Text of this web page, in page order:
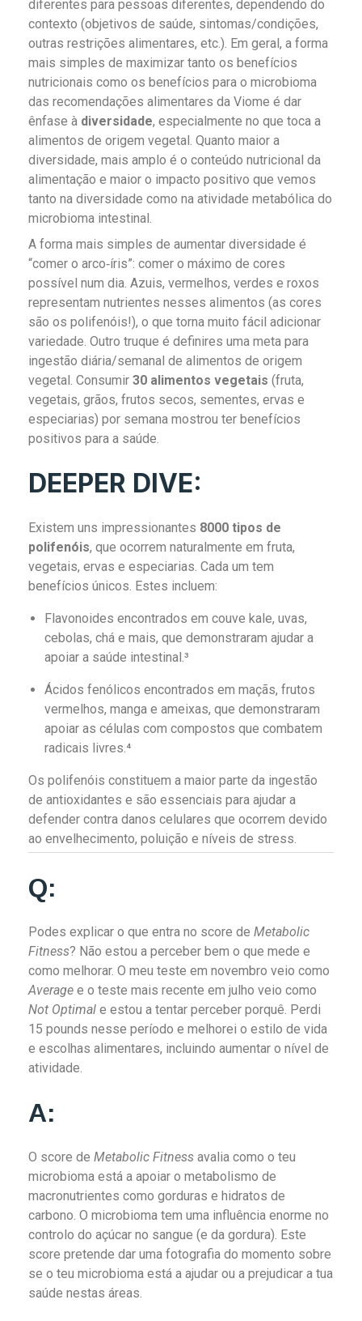
diferentes para pessoas diferentes, dependendo do
contexto (objetivos de saúde, sintomas/condições,
outras restrições alimentares, etc.). Em geral, a forma
mais simples de maximizar tanto os benefícios
nutricionais como os benefícios para o microbioma
das recomendações alimentares da Viome é dar
ênfase à diversidade, especialmente no que toca a
alimentos de origem vegetal. Quanto maior a
diversidade, mais amplo é o conteúdo nutricional da
alimentação e maior o impacto positivo que vemos
tanto na diversidade como na atividade metabólica do
microbioma intestinal.
A forma mais simples de aumentar diversidade é
“comer o arco‑íris”: comer o máximo de cores
possível num dia. Azuis, vermelhos, verdes e roxos
representam nutrientes nesses alimentos (as cores
são os polifenóis!), o que torna muito fácil adicionar
variedade. Outro truque é definires uma meta para
ingestão diária/semanal de alimentos de origem
vegetal. Consumir 30 alimentos vegetais (fruta,
vegetais, grãos, frutos secos, sementes, ervas e
especiarias) por semana mostrou ter benefícios
positivos para a saúde.
DEEPER DIVE:
Existem uns impressionantes 8000 tipos de
polifenóis, que ocorrem naturalmente em fruta,
vegetais, ervas e especiarias. Cada um tem
benefícios únicos. Estes incluem:
Flavonoides encontrados em couve kale, uvas,
cebolas, chá e mais, que demonstraram ajudar a
apoiar a saúde intestinal.³
Ácidos fenólicos encontrados em maçãs, frutos
vermelhos, manga e ameixas, que demonstraram
apoiar as células com compostos que combatem
radicais livres.⁴
Os polifenóis constituem a maior parte da ingestão
de antioxidantes e são essenciais para ajudar a
defender contra danos celulares que ocorrem devido
ao envelhecimento, poluição e níveis de stress.
Q:
Podes explicar o que entra no score de Metabolic
Fitness? Não estou a perceber bem o que mede e
como melhorar. O meu teste em novembro veio como
Average e o teste mais recente em julho veio como
Not Optimal e estou a tentar perceber porquê. Perdi
15 pounds nesse período e melhorei o estilo de vida
e escolhas alimentares, incluindo aumentar o nível de
atividade.
A:
O score de Metabolic Fitness avalia como o teu
microbioma está a apoiar o metabolismo de
macronutrientes como gorduras e hidratos de
carbono. O microbioma tem uma influência enorme no
controlo do açúcar no sangue (e da gordura). Este
score pretende dar uma fotografia do momento sobre
se o teu microbioma está a ajudar ou a prejudicar a tua
saúde nestas áreas.